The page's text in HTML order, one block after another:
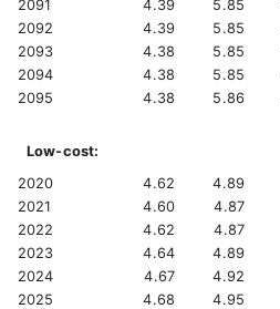
2091 4.39 5.85
2092
4.39 5.85
2093
4.38 5.85
2094
4.38 5.85
2095
4.38 5.86
Low-cost:
2020
4.62 4.89
2021
4.60 4.87
2022
4.62 4.87
2023
4.64 4.89
2024
4.67 4.92
2025
4.68 4.95